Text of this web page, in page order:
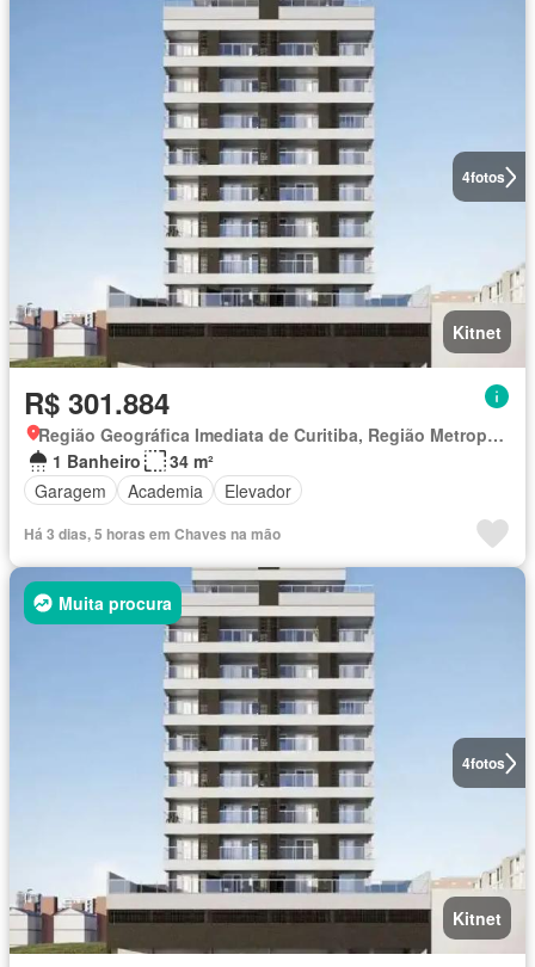
4fotos
Kitnet
R$ 301.884
Região Geográfica Imediata de Curitiba, Região Metropolitana de Curitiba
1 Banheiro
34 m²
Garagem
Academia Elevador
Há 3 dias, 5 horas em Chaves na mão
4fotos
Muita procura
Kitnet